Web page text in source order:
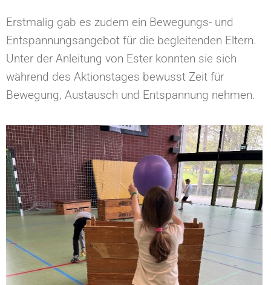
Erstmalig gab es zudem ein Bewegungs- und
Entspannungsangebot für die begleitenden Eltern.
Unter der Anleitung von Ester konnten sie sich
während des Aktionstages bewusst Zeit für
Bewegung, Austausch und Entspannung nehmen.